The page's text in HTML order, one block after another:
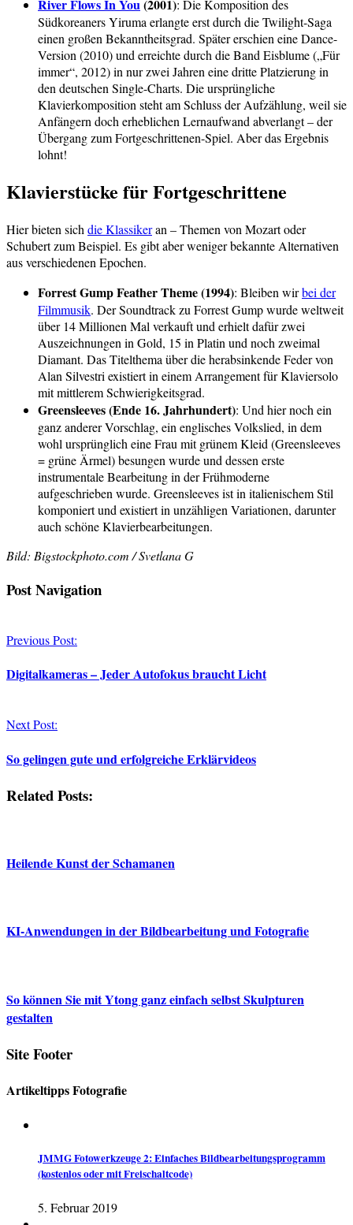
River Flows In You (2001): Die Komposition des
Südkoreaners Yiruma erlangte erst durch die Twilight-Saga
einen großen Bekanntheitsgrad. Später erschien eine Dance-
Version (2010) und erreichte durch die Band Eisblume („Für
immer“, 2012) in nur zwei Jahren eine dritte Platzierung in
den deutschen Single-Charts. Die ursprüngliche
Klavierkomposition steht am Schluss der Aufzählung, weil sie
Anfängern doch erheblichen Lernaufwand abverlangt – der
Übergang zum Fortgeschrittenen-Spiel. Aber das Ergebnis
lohnt!
Klavierstücke für Fortgeschrittene
Hier bieten sichdie Klassikeran – Themen von Mozart oder
Schubert zum Beispiel. Es gibt aber weniger bekannte Alternativen
aus verschiedenen Epochen.
Forrest Gump Feather Theme (1994): Bleiben wirbei der
Filmmusik. Der Soundtrack zu Forrest Gump wurde weltweit
über 14 Millionen Mal verkauft und erhielt dafür zwei
Auszeichnungen in Gold, 15 in Platin und noch zweimal
Diamant. Das Titelthema über die herabsinkende Feder von
Alan Silvestri existiert in einem Arrangement für Klaviersolo
mit mittlerem Schwierigkeitsgrad.
Greensleeves (Ende 16. Jahrhundert): Und hier noch ein
ganz anderer Vorschlag, ein englisches Volkslied, in dem
wohl ursprünglich eine Frau mit grünem Kleid (Greensleeves
= grüne Ärmel) besungen wurde und dessen erste
instrumentale Bearbeitung in der Frühmoderne
aufgeschrieben wurde. Greensleeves ist in italienischem Stil
komponiert und existiert in unzähligen Variationen, darunter
auch schöne Klavierbearbeitungen.
Bild: Bigstockphoto.com / Svetlana G
Post Navigation
Previous Post:
Digitalkameras – Jeder Autofokus braucht Licht
Next Post:
So gelingen gute und erfolgreiche Erklärvideos
Related Posts:
Heilende Kunst der Schamanen
KI-Anwendungen in der Bildbearbeitung und Fotografie
So können Sie mit Ytong ganz einfach selbst Skulpturen
gestalten
Site Footer
Artikeltipps Fotografie
JMMG Fotowerkzeuge 2: Einfaches Bildbearbeitungsprogramm
(kostenlos oder mit Freischaltcode)
5. Februar 2019